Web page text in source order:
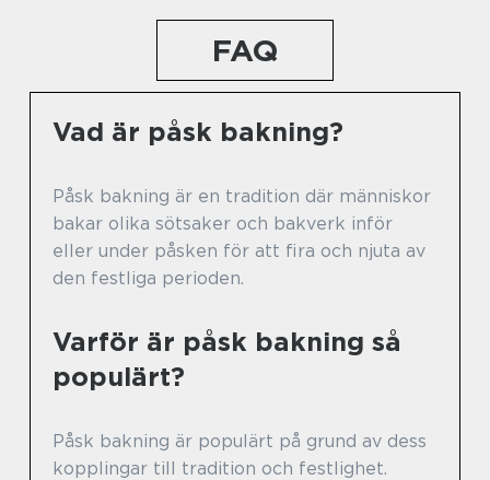
FAQ
Vad är påsk bakning?
Påsk bakning är en tradition där människor
bakar olika sötsaker och bakverk inför
eller under påsken för att fira och njuta av
den festliga perioden.
Varför är påsk bakning så
populärt?
Påsk bakning är populärt på grund av dess
kopplingar till tradition och festlighet.